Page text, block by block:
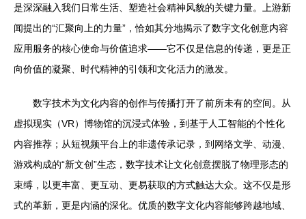
是深深融入我们日常生活、塑造社会精神风貌的关键力量。上游新
闻提出的“汇聚向上的力量”，恰如其分地揭示了数字文化创意内容
应用服务的核心使命与价值追求——它不仅是信息的传递，更是正
向价值的凝聚、时代精神的引领和文化活力的激发。
数字技术为文化内容的创作与传播打开了前所未有的空间。从
虚拟现实（VR）博物馆的沉浸式体验，到基于人工智能的个性化
内容推荐；从短视频平台上的非遗传承记录，到网络文学、动漫、
游戏构成的“新文创”生态，数字技术让文化创意摆脱了物理形态的
束缚，以更丰富、更互动、更易获取的方式触达大众。这不仅是形
式的革新，更是内涵的深化。优质的数字文化内容能够跨越地域、